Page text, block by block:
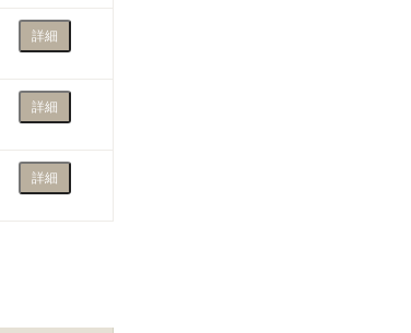
詳細
詳細
詳細